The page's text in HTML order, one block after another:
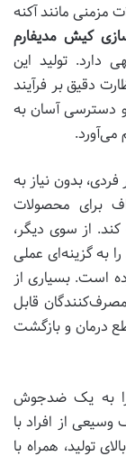
مزمنی مانند آکنه
کیش مدیفارم
دارد. تولید این
دقیق بر فرآیند
و دسترسی آسان به
می‌آورد.
بدون نیاز به
برای محصولات
کند. از سوی دیگر،
به گزینه‌ای عملی
است. بسیاری از
مصرف‌کنندگان قابل
درمان و بازگشت
را به یک ضدجوش
از افراد با
تولید، همراه با